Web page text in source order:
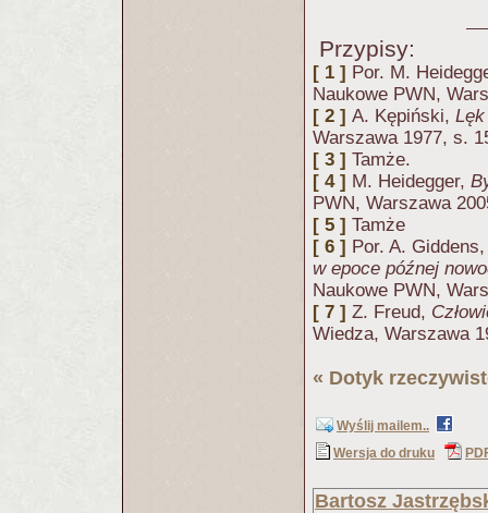
Przypisy:
[ 1 ] Por. M.
Naukowe PWN,
[ 2 ] A. Kępiński, Lęk
Warszawa 1977, s.
[ 3 ] Tamże.
[ 4 ] M. Heidegger,
PWN, Warszawa
[ 5 ] Tamże
[ 6 ] Por. A.
w epoce późnej
Naukowe PWN,
[ 7 ] Z. Freud,
Wiedza, Warszawa
« Dotyk
Wyślij mailem..
Wersja do druku
Bartosz